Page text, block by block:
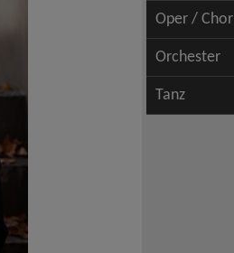
Oper / Chor
Orchester
Tanz